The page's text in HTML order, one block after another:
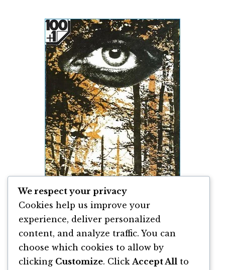
Baltagul de Mihail Sadoveanu
We respect your privacy
Cookies help us improve your
experience, deliver personalized
content, and analyze traffic. You can
choose which cookies to allow by
clicking Customize. Click Accept All to